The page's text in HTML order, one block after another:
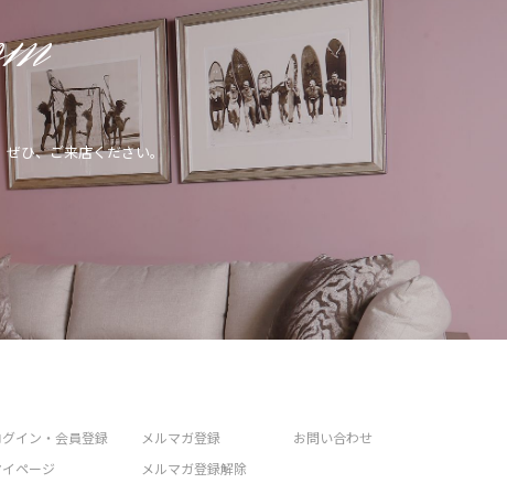
ぜひ、ご来店ください。
グイン・会員登録
ページ
メルマガ登録
メルマガ登録解除
お問い合わせ